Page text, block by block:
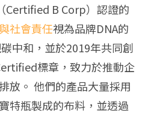
Certified B Corp）認證的
社會責任視為品牌DNA的
中和，並於2019年共同創
標章，致力於推動企
放。 他們的產品大量採用
特瓶製成的布料，並透過